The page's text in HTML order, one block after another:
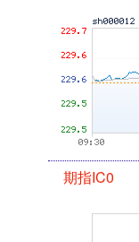
期指IC0